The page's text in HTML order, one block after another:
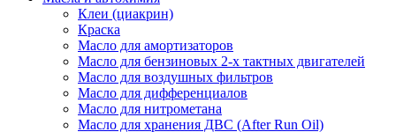
Клеи (циакрин)
Краска
Масло для амортизаторов
Масло для бензиновых 2-х тактных двигателей
Масло для воздушных фильтров
Масло для дифференциалов
Масло для нитрометана
Масло для хранения ДВС (After Run Oil)